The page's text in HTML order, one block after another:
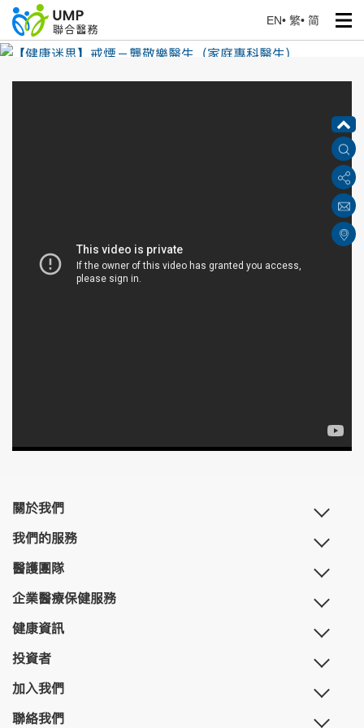
EN• 繁• 简
【健康迷思】戒煙－龔敬樂醫生（家庭專科醫生）
關於我們
我們的服務
醫護團隊
企業醫療保健服務
健康資訊
投資者
加入我們
聯絡我們